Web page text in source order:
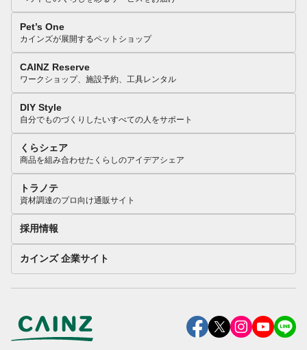
Pet’s One
カインズが展開するペットショップ
CAINZ Reserve
ワークショップ、施設予約、工具レンタル
DIY Style
自分でものづくりしたいすべての人をサポート
くらシェア
商品を組み合わせたくらしのアイデアシェア
トラノテ
資材調達のプロ向け通販サイト
採用情報
カインズ 企業サイト